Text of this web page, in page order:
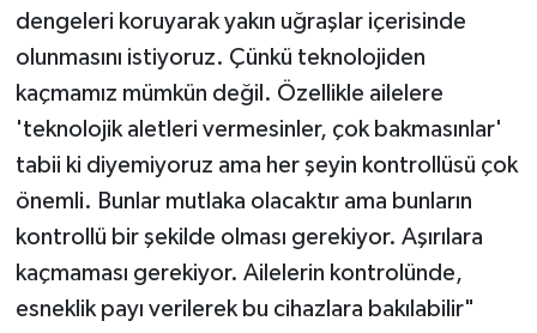
dengeleri koruyarak yakın uğraşlar içerisinde
olunmasını istiyoruz. Çünkü teknolojiden
kaçmamız mümkün değil. Özellikle ailelere
'teknolojik aletleri vermesinler, çok bakmasınlar'
tabii ki diyemiyoruz ama her şeyin kontrollüsü çok
önemli. Bunlar mutlaka olacaktır ama bunların
kontrollü bir şekilde olması gerekiyor. Aşırılara
kaçmaması gerekiyor. Ailelerin kontrolünde,
esneklik payı verilerek bu cihazlara bakılabilir"